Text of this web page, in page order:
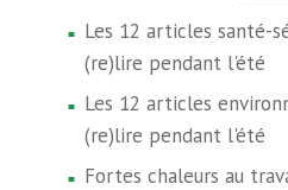
actif)
Les 12 articles santé-
(re)lire pendant l'été
Les 12 articles
(re)lire pendant l'été
Fortes chaleurs au